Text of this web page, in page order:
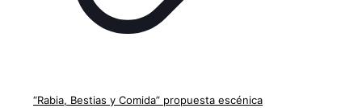
“Rabia, Bestias y Comida” propuesta escénica